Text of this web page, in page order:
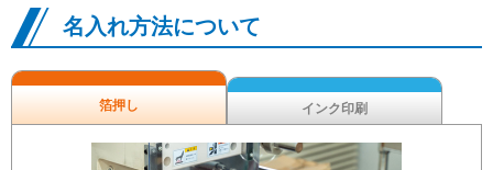
名入れ方法について
箔押し インク印刷